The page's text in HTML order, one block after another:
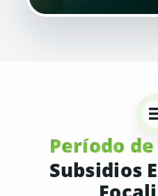
Período
Subsidios